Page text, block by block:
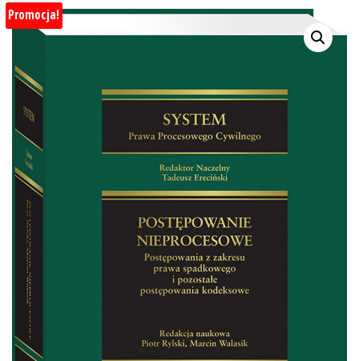
Promocja!